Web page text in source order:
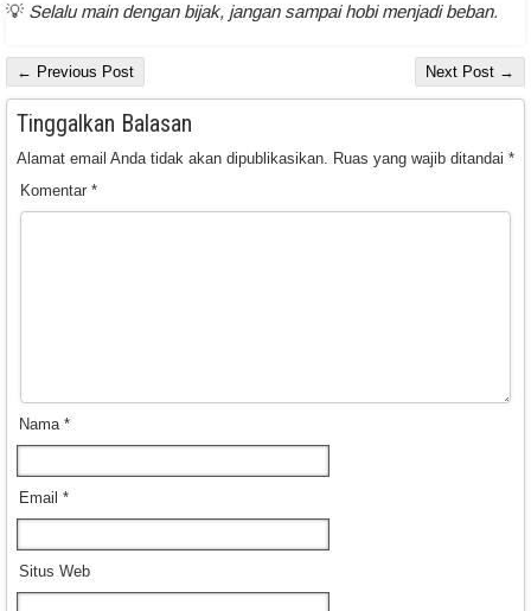
💡 Selalu main dengan bijak, jangan sampai hobi menjadi beban.
← Previous Post Next Post →
Tinggalkan Balasan
Alamat email Anda tidak akan dipublikasikan. Ruas yang wajib ditandai *
Komentar *
Nama *
Email *
Situs Web